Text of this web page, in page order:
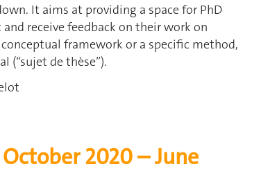
It aims at providing a space for PhD
receive feedback on their work on
framework or a specific method,
(“sujet de thèse”).
October 2020 – June